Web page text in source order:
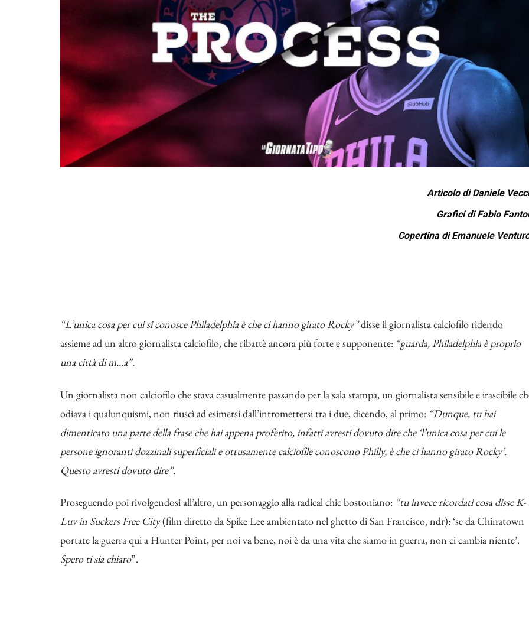
Articolo diDaniele
Grafici diFabio
Copertina diEmanuele
“L’unica cosa per cui si conosce Philadelphia è che ci hanno girato Rocky”disse il giornalista calciofilo ridendo
assieme ad un altro giornalista calciofilo, che ribattè ancora più forte e supponente: “guarda, Philadelphia è proprio
una città di m…a”.
Un giornalista non calciofilo che stava casualmente passando per la sala stampa, un giornalista sensibile e irascibile
odiava i qualunquismi, non riuscì ad esimersi dall’intromettersi tra i due, dicendo, al primo: “Dunque, tu hai
dimenticato una parte della frase che hai appena proferito, infatti avresti dovuto dire che ‘l’unica cosa per cui le
persone ignoranti dozzinali superficiali e ottusamente calciofile conoscono Philly, è che ci hanno girato Rocky’.
Questo avresti dovuto dire”.
Proseguendo poi rivolgendosi all’altro, un personaggio alla radical chic bostoniano: “tu invece ricordati cosa disse K-
Luv in Suckers Free City(film diretto da Spike Lee ambientato nel ghetto di San Francisco, ndr): ‘se da Chinatown
portate la guerra qui a Hunter Point, per noi va bene, noi è da una vita che siamo in guerra, non ci cambia niente’.
Spero ti sia chiaro”.